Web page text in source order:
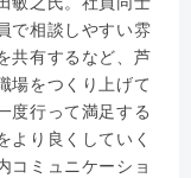
で相談しやすい雰
共有するなど、芦
場をつくり上げて
度行って満足する
より良くしていく
コミュニケーショ